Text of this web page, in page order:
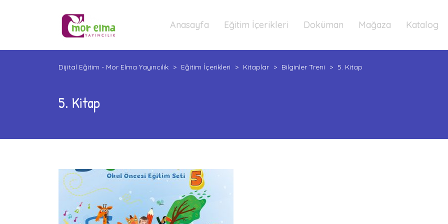
Anasayfa Eğitim İçerikleri Doküman Mağaza Katalog
Dijital Eğitim - Mor Elma Yayıncılık > Eğitim İçerikleri > Kitaplar > Bilginler Treni > 5. Kitap
5. Kitap